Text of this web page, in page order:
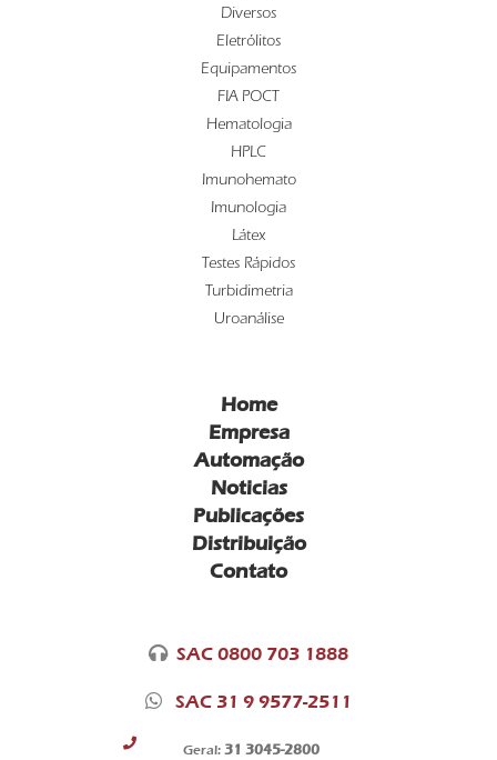
Diversos
Eletrólitos
Equipamentos
FIA POCT
Hematologia
HPLC
Imunohemato
Imunologia
Látex
Testes Rápidos
Turbidimetria
Uroanálise
Home
Empresa
Automação
Noticias
Publicações
Distribuição
Contato
SAC 0800 703 1888
SAC 31 9 9577-2511
Geral:31 3045-2800